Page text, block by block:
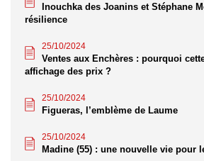
Inouchka des Joanins et Stéphane
résilience
25/10/2024
Ventes aux Enchères : pourquoi
affichage des prix ?
25/10/2024
Figueras, l’emblème de Laume
25/10/2024
Madine (55) : une nouvelle vie pour